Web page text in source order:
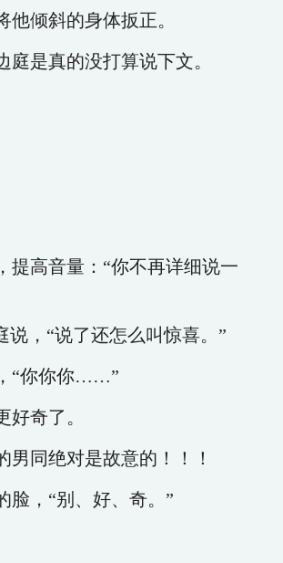
他倾斜的身体扳正。
庭是真的没打算说下文。
提高音量：“你不再详细说一
说，“说了还怎么叫惊喜。”
“你你你……”
好奇了。
男同绝对是故意的！！！
脸，“别、好、奇。”